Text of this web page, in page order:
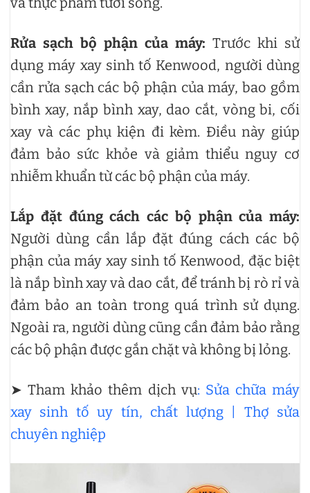
Rửa sạch bộ phận của máy: Trước khi sử
dụng máy xay sinh tố Kenwood, người dùng
cần rửa sạch các bộ phận của máy, bao gồm
bình xay, nắp bình xay, dao cắt, vòng bi, cối
xay và các phụ kiện đi kèm. Điều này giúp
đảm bảo sức khỏe và giảm thiểu nguy cơ
nhiễm khuẩn từ các bộ phận của máy.
Lắp đặt đúng cách các bộ phận của máy:
Người dùng cần lắp đặt đúng cách các bộ
phận của máy xay sinh tố Kenwood, đặc biệt
là nắp bình xay và dao cắt, để tránh bị rò rỉ và
đảm bảo an toàn trong quá trình sử dụng.
Ngoài ra, người dùng cũng cần đảm bảo rằng
các bộ phận được gắn chặt và không bị lỏng.
➤ Tham khảo thêm dịch vụ: Sửa chữa máy
xay sinh tố uy tín, chất lượng | Thợ sửa
chuyên nghiệp